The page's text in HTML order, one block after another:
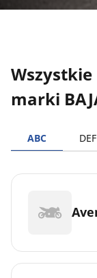
marki
ABC DEF